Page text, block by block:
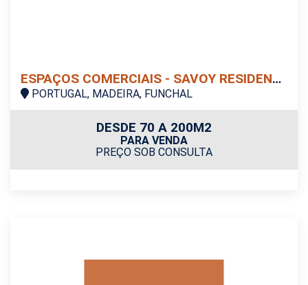
ESPAÇOS COMERCIAIS - SAVOY RESIDENCE | INSULAR
PORTUGAL, MADEIRA, FUNCHAL
DESDE 70 A 200M2
PARA VENDA
PREÇO SOB CONSULTA